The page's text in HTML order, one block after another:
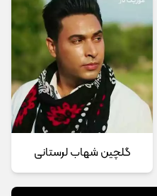
گلچین شهاب لرستانی